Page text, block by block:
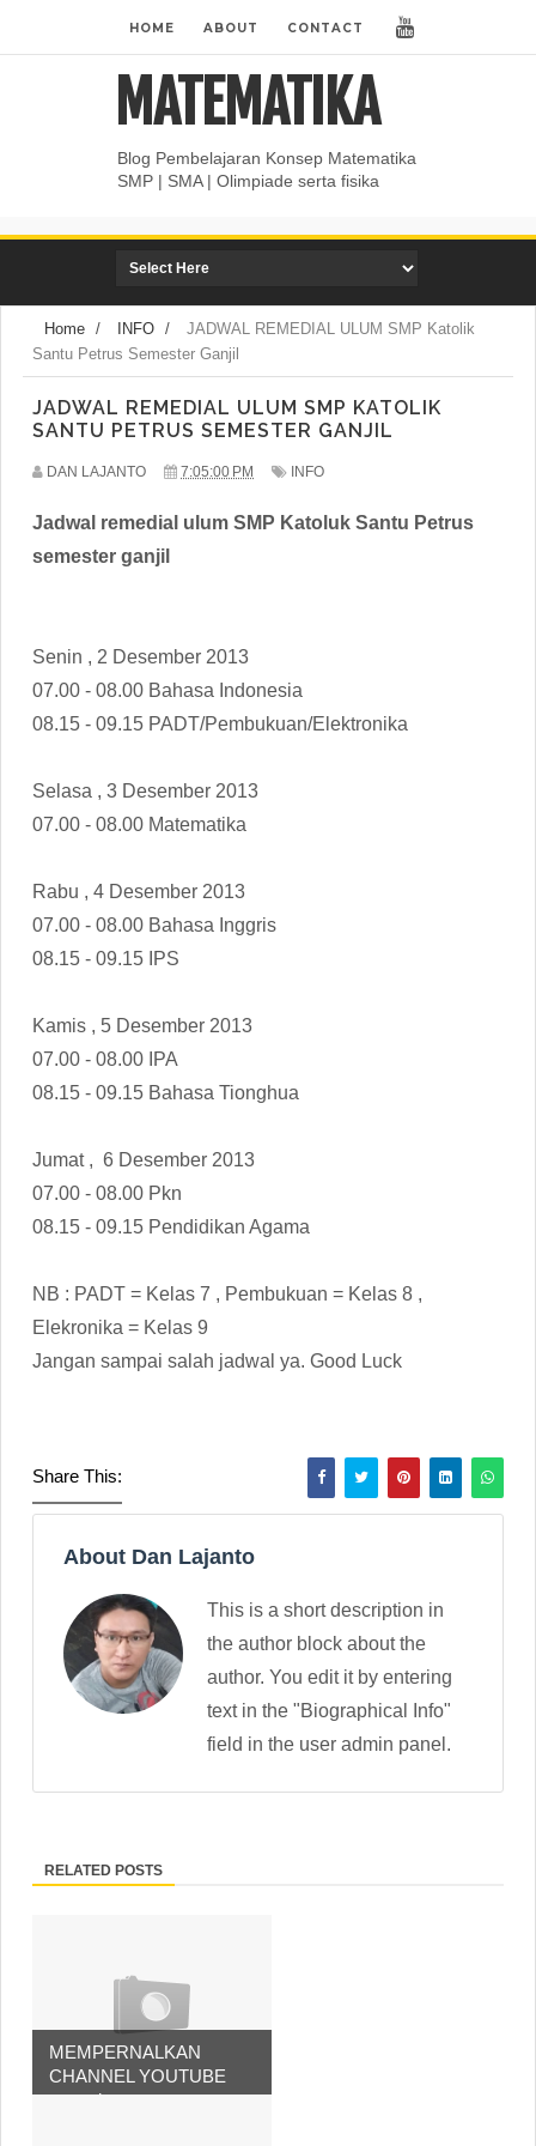
HOME ABOUT CONTACT
MATEMATIKA
Blog Pembelajaran Konsep Matematika
SMP | SMA | Olimpiade serta fisika
Home / INFO /
JADWAL REMEDIAL ULUM SMP Katolik
Santu Petrus Semester Ganjil
JADWAL REMEDIAL ULUM SMP KATOLIK
SANTU PETRUS SEMESTER GANJIL
DAN LAJANTO 7:05:00 PM INFO
Jadwal remedial ulum SMP Katoluk Santu Petrus
semester ganjil
Senin , 2 Desember 2013
07.00 - 08.00 Bahasa Indonesia
08.15 - 09.15 PADT/Pembukuan/Elektronika
Selasa , 3 Desember 2013
07.00 - 08.00 Matematika
Rabu , 4 Desember 2013
07.00 - 08.00 Bahasa Inggris
08.15 - 09.15 IPS
Kamis , 5 Desember 2013
07.00 - 08.00 IPA
08.15 - 09.15 Bahasa Tionghua
Jumat , 6 Desember 2013
07.00 - 08.00 Pkn
08.15 - 09.15 Pendidikan Agama
NB : PADT = Kelas 7 , Pembukuan = Kelas 8 ,
Elekronika = Kelas 9
Jangan sampai salah jadwal ya. Good Luck
Share This:
About Dan Lajanto
This is a short description in
the author block about the
author. You edit it by entering
text in the "Biographical Info"
field in the user admin panel.
RELATED POSTS
MEMPERNALKAN
CHANNEL YOUTUBE
www.da...